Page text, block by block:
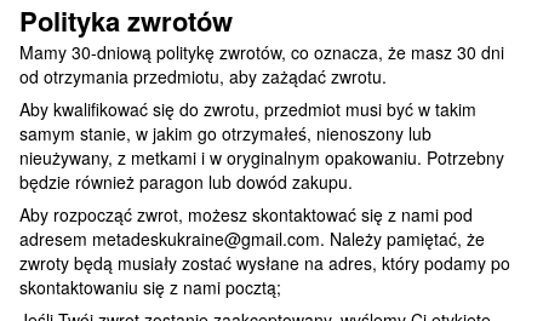
Polityka zwrotów
Mamy 30-dniową politykę zwrotów, co oznacza, że masz 30 dni
od otrzymania przedmiotu, aby zażądać zwrotu.
Aby kwalifikować się do zwrotu, przedmiot musi być w takim
samym stanie, w jakim go otrzymałeś, nienoszony lub
nieużywany, z metkami i w oryginalnym opakowaniu. Potrzebny
będzie również paragon lub dowód zakupu.
Aby rozpocząć zwrot, możesz skontaktować się z nami pod
adresem metadeskukraine@gmail.com. Należy pamiętać, że
zwroty będą musiały zostać wysłane na adres, który podamy po
skontaktowaniu się z nami pocztą;